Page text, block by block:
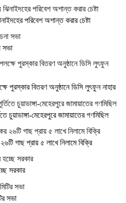
পরিবেশ অশান্ত করার চেষ্টা
সভা
পুরস্কার বিতরণ অনুষ্ঠানে ডিসি লুৎফুন নাহার
চুয়াডাঙ্গা-মেহেরপুরে জামায়াতের গণমিছিল
গাছ প্রায় ৫ লাখে নিলামে বিক্রি
সরকার
সভা